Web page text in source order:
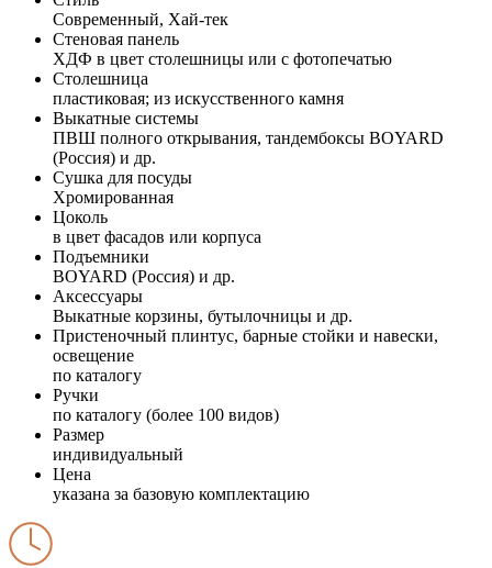
Современный, Хай-тек
Стеновая панель
ХДФ в цвет столешницы или с фотопечатью
Столешница
пластиковая; из искусственного камня
Выкатные системы
ПВШ полного открывания, тандембоксы BOYARD
(Россия) и др.
Сушка для посуды
Хромированная
Цоколь
в цвет фасадов или корпуса
Подъемники
BOYARD (Россия) и др.
Аксессуары
Выкатные корзины, бутылочницы и др.
Пристеночный плинтус, барные стойки и навески,
освещение
по каталогу
Ручки
по каталогу (более 100 видов)
Размер
индивидуальный
Цена
указана за базовую комплектацию